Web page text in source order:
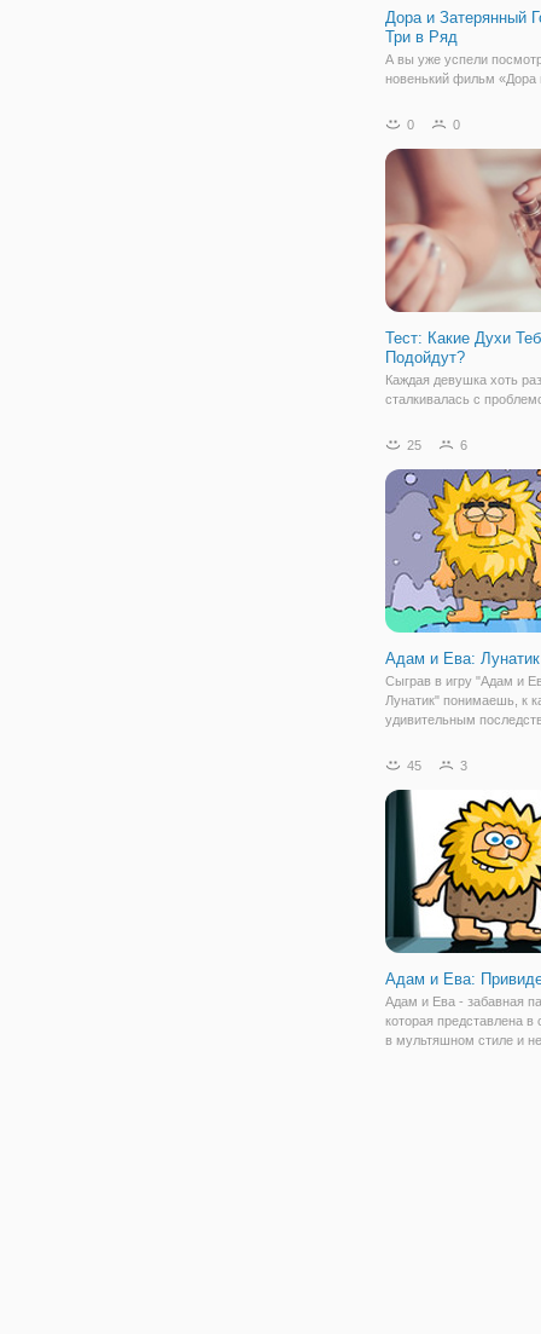
Дора и Затерянный
Три в Ряд
А вы уже успели
новенький фильм «Дора
фильма, родители Доры
Дора вместе со своими
отправляться на поиски
близких. Доры Путь
0 0
Тест: Какие Духи
Подойдут?
Каждая девушка хоть
сталкивалась с
Сегодня мы немного
нам в этом мини тест, в
собраны определенные
25 6
Адам и Ева: Лунатик
Сыграв в игру "Адам и
Лунатик" понимаешь, к
удивительным
продолжении серии
людей на Земле -
окажемся в самых
45 3
Адам и Ева:
Адам и Ева - забавная
которая представлена в
в мультяшном стиле и